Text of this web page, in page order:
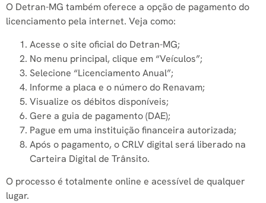
O Detran-MG também oferece a opção de pagamento do
licenciamento pela internet. Veja como:
Acesse o site oficial do Detran-MG;
No menu principal, clique em “Veículos”;
Selecione “Licenciamento Anual”;
Informe a placa e o número do Renavam;
Visualize os débitos disponíveis;
Gere a guia de pagamento (DAE);
Pague em uma instituição financeira autorizada;
Após o pagamento, o CRLV digital será liberado na
Carteira Digital de Trânsito.
O processo é totalmente online e acessível de qualquer
lugar.